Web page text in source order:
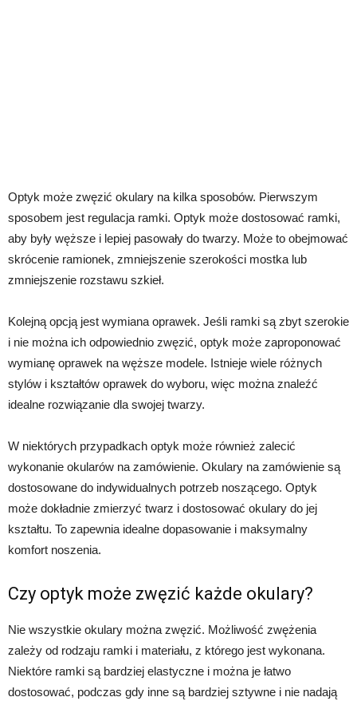
Optyk może zwęzić okulary na kilka sposobów. Pierwszym
sposobem jest regulacja ramki. Optyk może dostosować ramki,
aby były węższe i lepiej pasowały do twarzy. Może to obejmować
skrócenie ramionek, zmniejszenie szerokości mostka lub
zmniejszenie rozstawu szkieł.
Kolejną opcją jest wymiana oprawek. Jeśli ramki są zbyt szerokie
i nie można ich odpowiednio zwęzić, optyk może zaproponować
wymianę oprawek na węższe modele. Istnieje wiele różnych
stylów i kształtów oprawek do wyboru, więc można znaleźć
idealne rozwiązanie dla swojej twarzy.
W niektórych przypadkach optyk może również zalecić
wykonanie okularów na zamówienie. Okulary na zamówienie są
dostosowane do indywidualnych potrzeb noszącego. Optyk
może dokładnie zmierzyć twarz i dostosować okulary do jej
kształtu. To zapewnia idealne dopasowanie i maksymalny
komfort noszenia.
Czy optyk może zwęzić każde okulary?
Nie wszystkie okulary można zwęzić. Możliwość zwężenia
zależy od rodzaju ramki i materiału, z którego jest wykonana.
Niektóre ramki są bardziej elastyczne i można je łatwo
dostosować, podczas gdy inne są bardziej sztywne i nie nadają